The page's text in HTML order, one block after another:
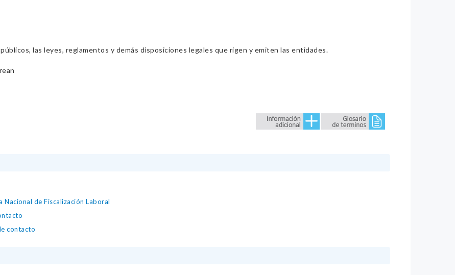
las leyes, reglamentos y demás disposiciones legales que rigen y emiten las entidades.
Nacional de Fiscalización Laboral
contacto